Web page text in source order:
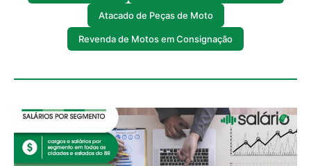
Atacado de Peças de Moto
Revenda de Motos em Consignação